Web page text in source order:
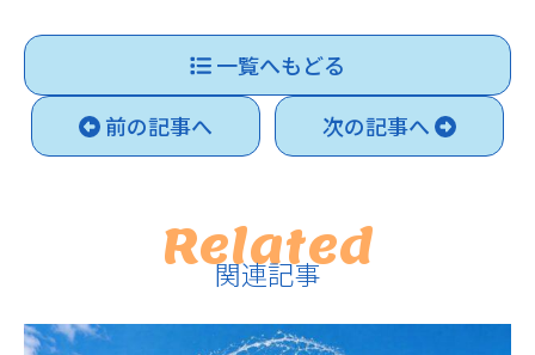
一覧へもどる
前の記事へ
次の記事へ
Related
関連記事